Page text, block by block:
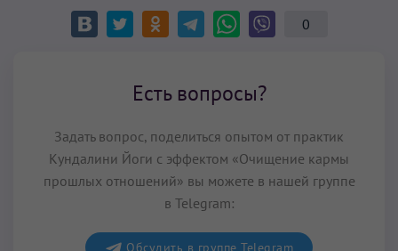
0
Есть вопросы?
Задать вопрос, поделиться опытом от практик
Кундалини Йоги с эффектом «Очищение кармы
прошлых отношений» вы можете в нашей группе
в Telegram:
Обсудить в группе Telegram